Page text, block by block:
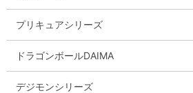
プリキュアシリーズ
ドラゴンボールDAIMA
デジモンシリーズ